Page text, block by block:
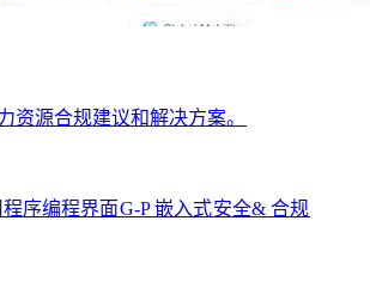
资源合规建议和解决方案。​​
程序编程界面​​G-P 嵌入式​​安全& 合规​​